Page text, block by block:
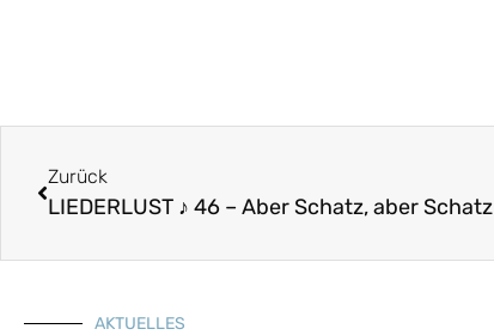
Zurück
LIEDERLUST ♪ 46 – Aber Schatz, aber Schatz
AKTUELLES